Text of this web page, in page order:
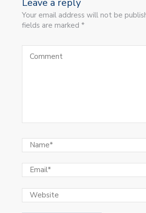
Leave a reply
Your email address will not be
fields are marked *